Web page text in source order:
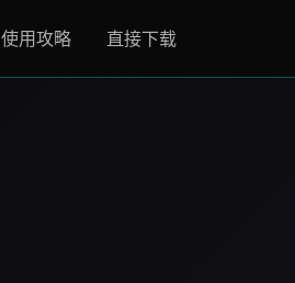
使用攻略 直接下载